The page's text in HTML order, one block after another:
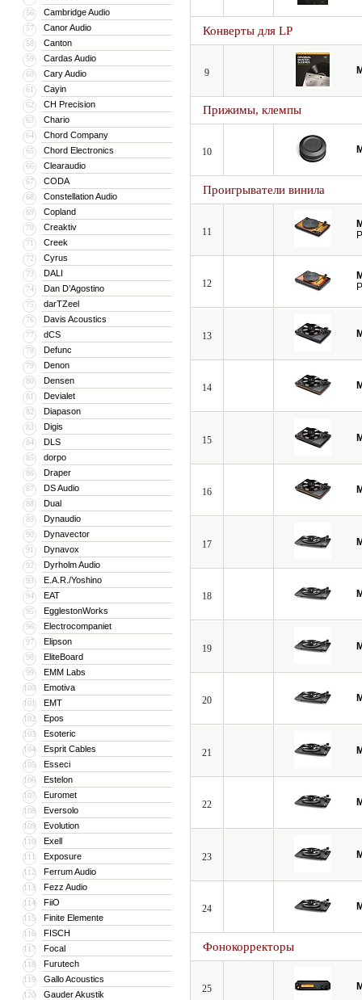
56 Cambridge Audio
57 Canor Audio
58 Canton
59 Cardas Audio
60 Cary Audio
61 Cayin
62 CH Precision
63 Chario
64 Chord Company
65 Chord Electronics
66 Clearaudio
67 CODA
68 Constellation Audio
69 Copland
70 Creaktiv
71 Creek
72 Cyrus
73 DALI
74 Dan D’Agostino
75 darTZeel
76 Davis Acoustics
77 dCS
78 Defunc
79 Denon
80 Densen
81 Devialet
82 Diapason
83 Digis
84 DLS
85 dorpo
86 Draper
87 DS Audio
88 Dual
89 Dynaudio
90 Dynavector
91 Dynavox
92 Dyrholm Audio
93 E.A.R./Yoshino
94 EAT
95 EgglestonWorks
96 Electrocompaniet
97 Elipson
98 EliteBoard
99 EMM Labs
100 Emotiva
101 EMT
102 Epos
103 Esoteric
104 Esprit Cables
105 Esseci
106 Estelon
107 Euromet
108 Eversolo
109 Evolution
110 Exell
111 Exposure
112 Ferrum Audio
113 Fezz Audio
114 FiiO
115 Finite Elemente
116 FISCH
117 Focal
118 Furutech
119 Gallo Acoustics
120 Gauder Akustik
Конверты для LP
9
Прижимы, клемпы
10
Проигрыватели винила
11
12
13
14
15
16
17
18
19
20
21
22
23
24
Фонокорректоры
25